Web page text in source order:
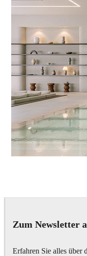
Zum Newsletter
Erfahren Sie alles über